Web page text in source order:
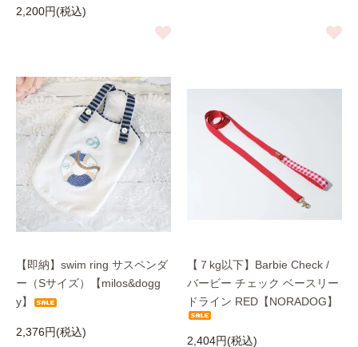
2,200円(税込)
【即納】swim ring サスペンダ
ー（Sサイズ）【milos&dogg
y】
2,376円(税込)
【７kg以下】Barbie Check /
バービー チェック ベースリー
ドライン RED【NORADOG】
2,404円(税込)